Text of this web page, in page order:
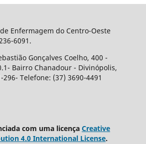
Enfermagem do Centro-Oeste
6091.
Gonçalves Coelho, 400 -
Bairro Chanadour - Divinópolis,
296- Telefone: (37) 3690-4491
com uma licença Creative
4.0 International License.